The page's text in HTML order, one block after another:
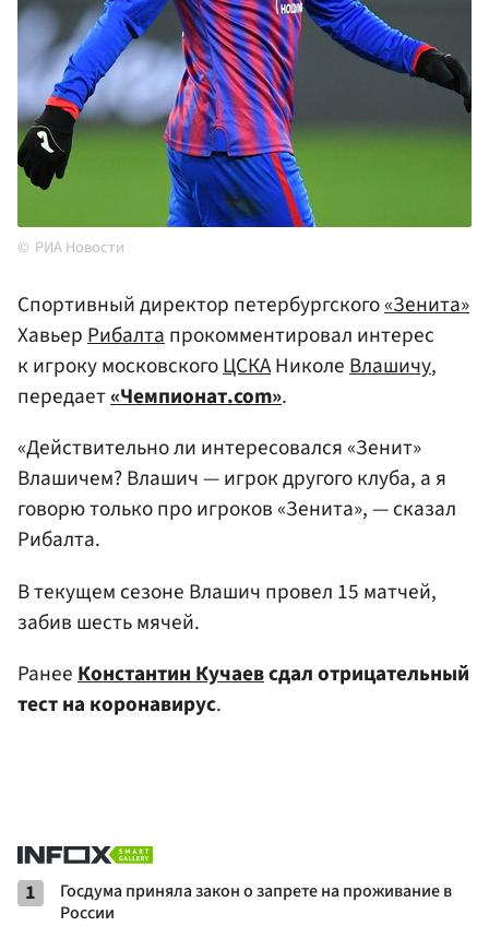
РИА Новости
Спортивный директор петербургского«Зенита»
ХавьерРибалтапрокомментировал интерес
к игроку московскогоЦСКАНиколеВлашичу,
передает«Чемпионат.com».
«Действительно ли интересовался «Зенит»
Влашичем? Влашич — игрок другого клуба, а я
говорю только про игроков «Зенита», — сказал
Рибалта.
В текущем сезоне Влашич провел 15 матчей,
забив шесть мячей.
РанееКонстантин Кучаевсдал отрицательный
тест на коронавирус.
1
Госдума приняла закон о запрете на проживание в
России